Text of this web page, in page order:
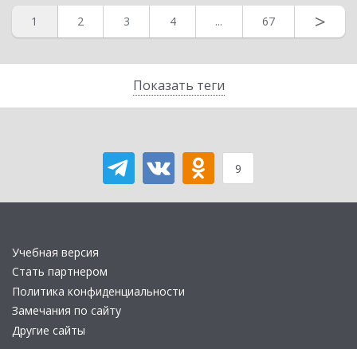
Показать теги
1 2 3 4 ... 67 >
9
Учебная версия
Стать партнером
Политика конфиденциальности
Замечания по сайту
Другие сайты